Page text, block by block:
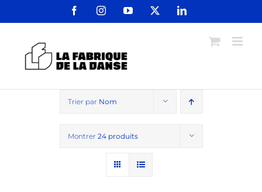
FacebookInstagramYouTube LinkedIn
Trier par Nom
Montrer 24 produits